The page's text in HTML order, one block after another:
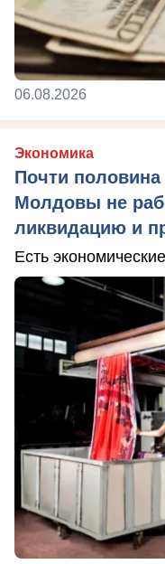
06.08.2026
Экономика
Почти половина
Молдовы не
ликвидацию и
Есть